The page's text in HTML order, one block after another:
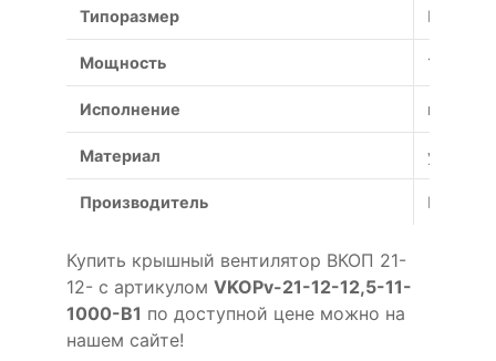
Типоразмер №
Мощность 11 кВт
Исполнение
Материал
Производитель Россия
Купить крышный вентилятор ВКОП 21-
12- с артикулом VKOPv-21-12-12,5-11-
1000-B1 по доступной цене можно на
нашем сайте!